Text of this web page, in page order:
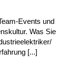
Events und
Was Sie
[...]